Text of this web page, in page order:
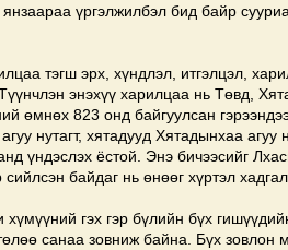
үргэлжилбэл бид байр
тэгш эрх, хүндлэл, итгэлцэл,
энэхүү харилцаа нь Төвд,
өмнөх 823 онд байгуулсан
нутагт, хятадууд Хятадынхаа агуу
үндэслэх ёстой. Энэ бичээсийг
байдаг нь өнөөг хүртэл
гэх гэр бүлийн бүх
санаа зовниж байна. Бүх зовлон